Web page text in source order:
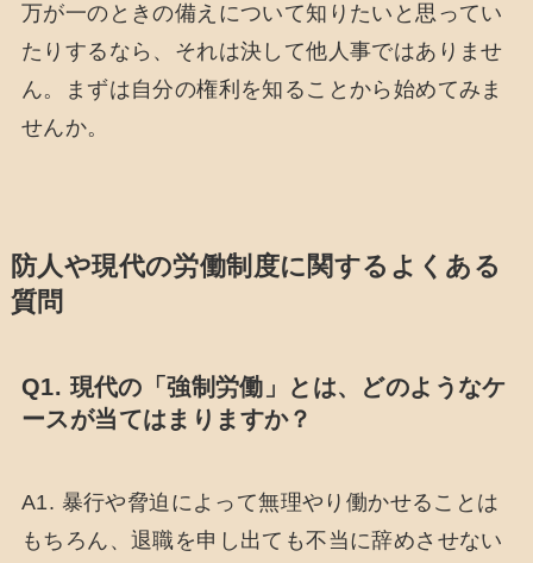
万が一のときの備えについて知りたいと思ってい
たりするなら、それは決して他人事ではありませ
ん。まずは自分の権利を知ることから始めてみま
せんか。
防人や現代の労働制度に関するよくある
質問
Q1. 現代の「強制労働」とは、どのようなケ
ースが当てはまりますか？
A1. 暴行や脅迫によって無理やり働かせることは
もちろん、退職を申し出ても不当に辞めさせない